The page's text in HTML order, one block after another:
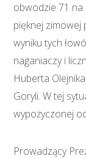
obwodzie 71
pięknej zimowej
wyniku tych
naganiaczy i
Huberta
Goryli. W tej
wypożyczonej
Prowadzący